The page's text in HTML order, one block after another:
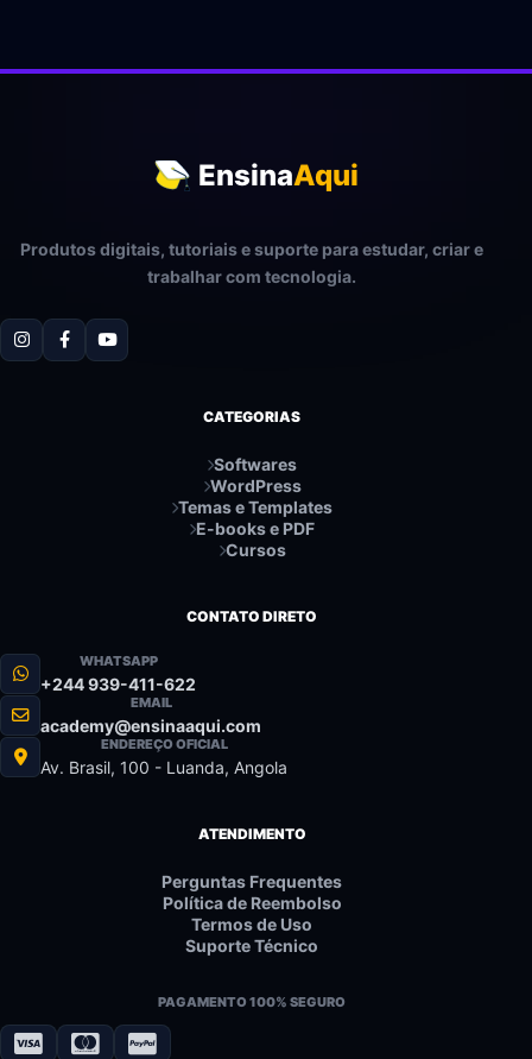
EnsinaAqui
Produtos digitais, tutoriais e suporte para estudar, criar e
trabalhar com tecnologia.
CATEGORIAS
Softwares
WordPress
Temas e Templates
E-books e PDF
Cursos
CONTATO DIRETO
WHATSAPP
+244 939-411-622
EMAIL
academy@ensinaaqui.com
ENDEREÇO OFICIAL
Av. Brasil, 100 - Luanda, Angola
ATENDIMENTO
Perguntas Frequentes
Política de Reembolso
Termos de Uso
Suporte Técnico
PAGAMENTO 100% SEGURO